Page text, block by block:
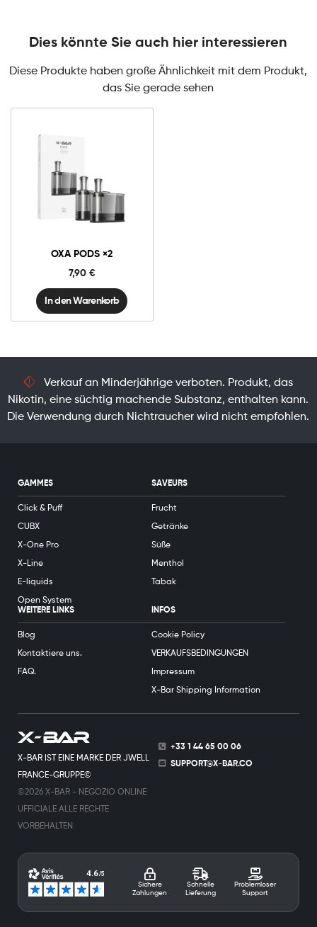
Dies könnte Sie auch hier interessieren
Diese Produkte haben große Ähnlichkeit mit dem Produkt,
das Sie gerade sehen
OXA PODS ×2
7,90 €
Oxa
×2
Menge
In den Warenkorb
Verkauf an Minderjährige verboten. Produkt, das
Nikotin, eine süchtig machende Substanz, enthalten kann.
Die Verwendung durch Nichtraucher wird nicht empfohlen.
X-BAR IST EINE MARKE DER JWELL
FRANCE-GRUPPE©
©2026 X-BAR - NEGOZIO ONLINE
UFFICIALE ALLE RECHTE
VORBEHALTEN
+33 1 44 65 00 06
SUPPORT@X-BAR.CO
Sichere
Zahlungen
Schnelle
Lieferung
Problemloser
Support
GAMMES
Click & Puff
CUBX
X-One Pro
X-Line
E-liquids
Open System
SAVEURS
Frucht
Getränke
Süße
Menthol
Tabak
WEITERE LINKS
Blog
Kontaktiere uns.
FAQ.
INFOS
Cookie Policy
VERKAUFSBEDINGUNGEN
Impressum
X-Bar Shipping Information